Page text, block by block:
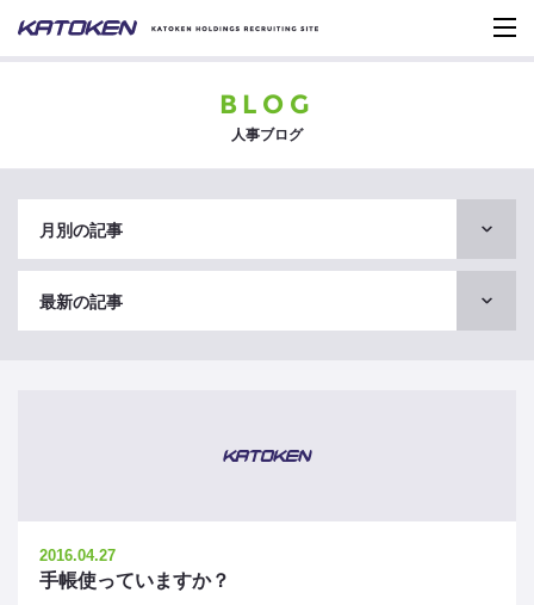
BLOG
人事ブログ
月別の記事
最新の記事
2016.04.27
手帳使っていますか？